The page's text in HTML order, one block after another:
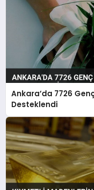
Ankara’da 7726
Desteklendi